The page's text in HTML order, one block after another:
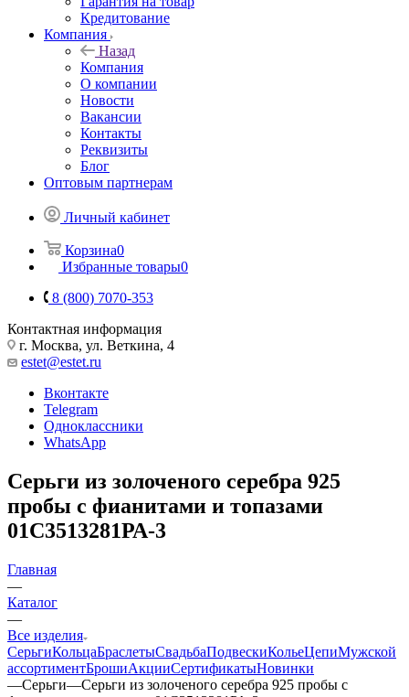
Кредитование
Компания
Назад
Компания
О компании
Новости
Вакансии
Контакты
Реквизиты
Блог
Оптовым партнерам
Личный кабинет
Корзина0
Избранные товары0
8 (800) 7070-353
Контактная информация
г. Москва, ул. Веткина, 4
estet@estet.ru
Вконтакте
Telegram
Одноклассники
WhatsApp
Серьги из золоченого серебра 925
пробы с фианитами и топазами
01С3513281РА-3
Главная
—
Каталог
—
Все изделия
СерьгиКольцаБраслетыСвадьбаПодвескиКольеЦепиМужской
ассортиментБрошиАкцииСертификатыНовинки
—Серьги—Серьги из золоченого серебра 925 пробы с